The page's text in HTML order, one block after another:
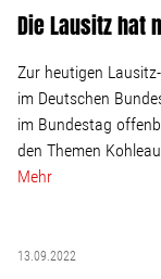
Die Lausitz hat
Zur heutigen
im Deutschen
im Bundestag
den Themen
Mehr
13.09.2022